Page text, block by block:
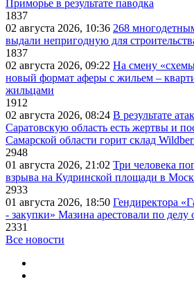
Приморье в результате паводка
1837
02 августа 2026, 10:36 268
выдали непригодную для
1837
02 августа 2026, 09:22 На смену
новый формат аферы с жильем –
жильцами
1912
02 августа 2026, 08:24 В результате
Саратовскую область есть жертвы и
Самарской области горит склад
2948
01 августа 2026, 21:02 Три человека
взрыва на Кудринской площади в
2933
01 августа 2026, 18:50 Гендиректора
- закупки» Мазина арестовали по делу
2331
Все новости